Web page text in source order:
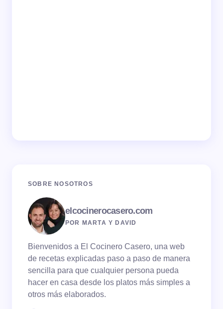
SOBRE NOSOTROS
elcocinerocasero.com
POR MARTA Y DAVID
Bienvenidos a El Cocinero Casero, una web
de recetas explicadas paso a paso de manera
sencilla para que cualquier persona pueda
hacer en casa desde los platos más simples a
otros más elaborados.